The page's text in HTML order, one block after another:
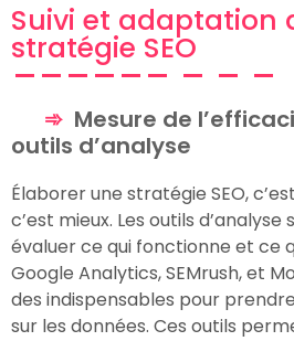
Suivi et adaptation
stratégie SEO
Mesure de
outils d’analyse
Élaborer une stratégie SEO,
c’est mieux. Les outils
évaluer ce qui fonctionne et ce
Google Analytics, SEMrush, et
des indispensables pour
sur les données. Ces outils